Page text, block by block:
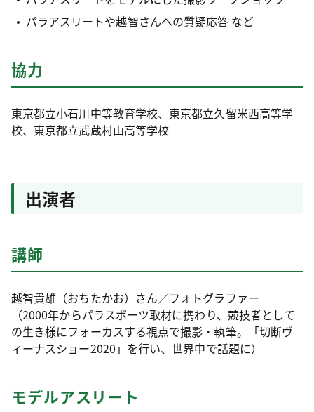
パラアスリートや越智さんへの質疑応答 など
協力
東京都立小石川中等教育学校、東京都立久留米西高等学
校、東京都立武蔵村山高等学校
出演者
講師
越智貴雄（おちたかお）さん／フォトグラファー
（2000年からパラスポーツ取材に携わり、競技者として
の生き様にフォーカスする視点で撮影・執筆。「切断ヴ
ィーナスショー2020」を行い、世界中で話題に）
モデルアスリート